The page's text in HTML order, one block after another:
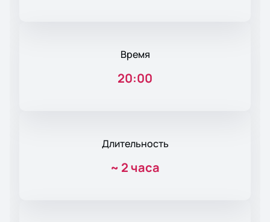
Время
20:00
Длительность
~ 2 часа